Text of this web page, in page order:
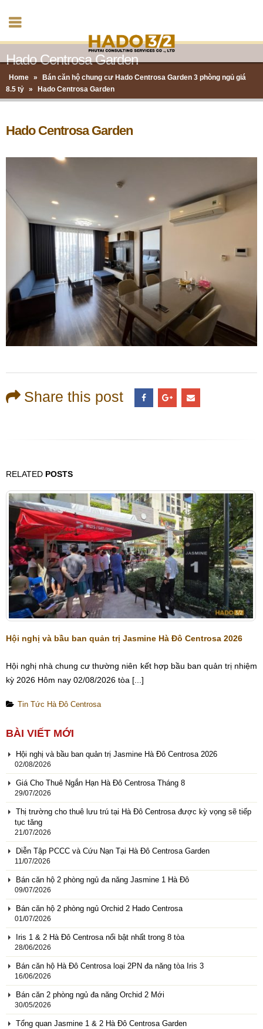
Hado Centrosa Garden
Home »
Bán căn hộ chung cư Hado Centrosa Garden 3 phòng ngủ giá
8.5 tỷ » Hado Centrosa Garden
Hado Centrosa Garden
Share this post
RELATED POSTS
Hội nghị và bầu ban quản trị Jasmine Hà Đô Centrosa 2026
Hội nghị nhà chung cư thường niên kết hợp bầu ban quản trị nhiệm
kỳ 2026 Hôm nay 02/08/2026 tòa [...]
Tin Tức Hà Đô Centrosa
BÀI VIẾT MỚI
Hội nghị và bầu ban quản trị Jasmine Hà Đô Centrosa 2026
02/08/2026
Giá Cho Thuê Ngắn Hạn Hà Đô Centrosa Tháng 8
29/07/2026
Thị trường cho thuê lưu trú tại Hà Đô Centrosa được kỳ vọng sẽ tiếp
tục tăng
21/07/2026
Diễn Tập PCCC và Cứu Nạn Tại Hà Đô Centrosa Garden
11/07/2026
Bán căn hộ 2 phòng ngủ đa năng Jasmine 1 Hà Đô
09/07/2026
Bán căn hộ 2 phòng ngủ Orchid 2 Hado Centrosa
01/07/2026
Iris 1 & 2 Hà Đô Centrosa nổi bật nhất trong 8 tòa
28/06/2026
Bán căn hộ Hà Đô Centrosa loại 2PN đa năng tòa Iris 3
16/06/2026
Bán căn 2 phòng ngủ đa năng Orchid 2 Mới
30/05/2026
Tổng quan Jasmine 1 & 2 Hà Đô Centrosa Garden